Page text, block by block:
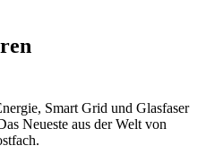
Smart Grid und Glasfaser
Neueste aus der Welt von